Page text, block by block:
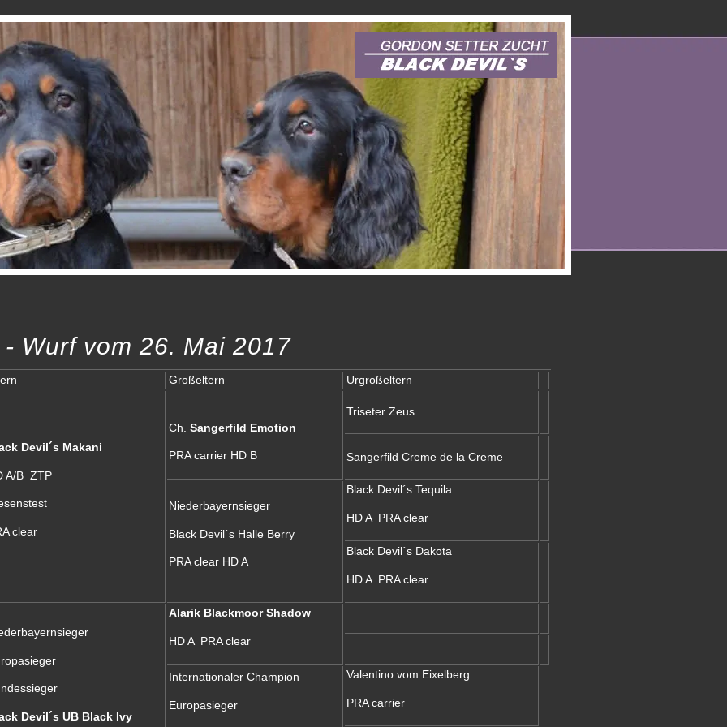
- Wurf vom 26. Mai 2017
Großeltern Urgroßeltern
Devil´s Makani
A/B ZTP
clear
Ch. Sangerfild Emotion
PRA carrier HD B
Triseter Zeus
Sangerfild Creme de la Creme
Niederbayernsieger
Black Devil´s Halle Berry
PRA clear HD A
Black Devil´s Tequila
HD A PRA clear
Black Devil´s Dakota
HD A PRA clear
Devil´s UB Black Ivy
Alarik Blackmoor Shadow
HD A PRA clear
Internationaler Champion
Europasieger
Valentino vom Eixelberg
PRA carrier